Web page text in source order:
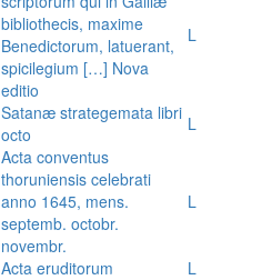
bibliothecis, maxime
Benedictorum, latuerant,
spicilegium […] Nova
editio
L
Satanæ strategemata libri
octo
L
Acta conventus
thoruniensis celebrati
anno 1645, mens.
septemb. octobr.
novembr.
L
Acta eruditorum
L